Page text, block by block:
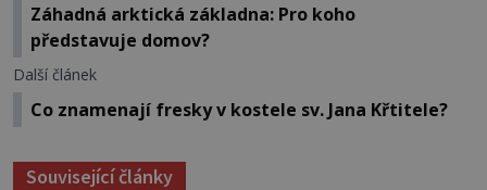
Záhadná arktická základna: Pro koho
představuje domov?
Další článek
Co znamenají fresky v kostele sv. Jana Křtitele?
Související články